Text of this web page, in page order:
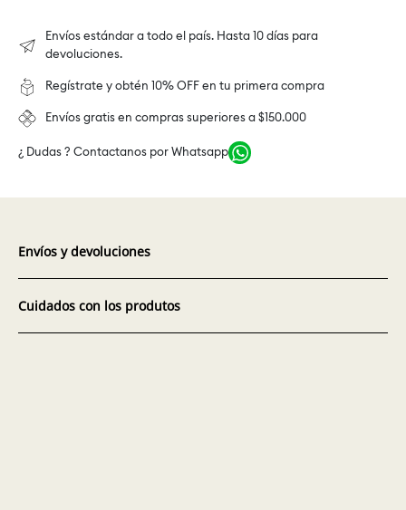
Envíos estándar a todo el país. Hasta 10 días para
devoluciones.
Regístrate y obtén 10% OFF en tu primera compra
Envíos gratis en compras superiores a $150.000
¿ Dudas ? Contactanos por Whatsapp
Envíos y devoluciones
Cuidados con los produtos